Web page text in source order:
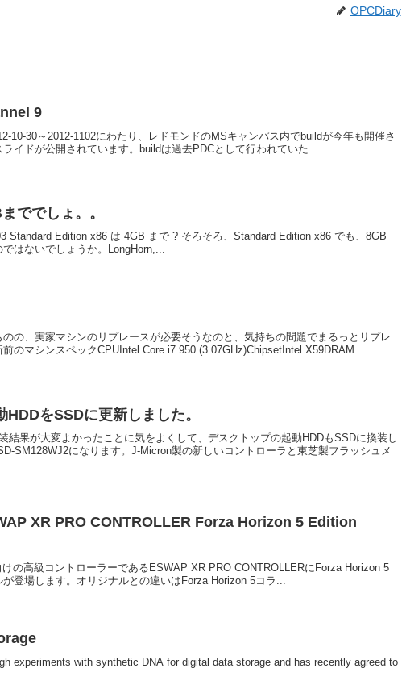
OPCDiary
9
10-30～2012-1102にわたり、レドモンドのMSキャンパス内でbuildが今年も開催さ
イドが公開されています。buildは過去PDCとして行われていた...
ででしょ。。
Standard Edition x86 は 4GB まで ? そろそろ、Standard Edition x86 でも、8GB
はないでしょうか。LongHorn,...
の、実家マシンのリプレースが必要そうなのと、気持ちの問題でまるっとリプレ
のマシンスペックCPUIntel Core i7 950 (3.07GHz)ChipsetIntel X59DRAM...
をSSDに更新しました。
結果が大変よかったことに気をよくして、デスクトップの起動HDDもSSDに換装し
SM128WJ2になります。J-Micron製の新しいコントローラと東芝製フラッシュメ
XR PRO CONTROLLER Forza Horizon 5 Edition
の高級コントローラーであるESWAP XR PRO CONTROLLERにForza Horizon 5
登場します。オリジナルとの違いはForza Horizon 5コラ...
experiments with synthetic DNA for digital data storage and has recently agreed to